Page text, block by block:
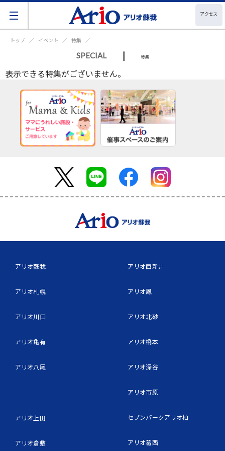
アクセス
トップ イベント 特集
SPECIAL | 特集
表示できる特集がございません。
アリオ蘇我
アリオ札幌
アリオ川口
アリオ亀有
アリオ八尾
アリオ上田
アリオ倉敷
アリオ西新井
アリオ鳳
アリオ北砂
アリオ橋本
アリオ深谷
アリオ市原
セブンパークアリオ柏
アリオ葛西